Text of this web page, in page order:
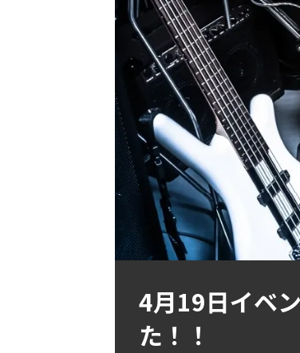
4月19日イベ
た！！